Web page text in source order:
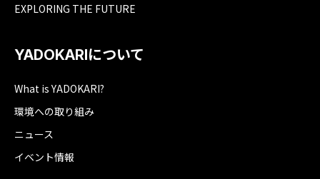
EXPLORING THE FUTURE
YADOKARIについて
What is YADOKARI?
環境への取り組み
ニュース
イベント情報